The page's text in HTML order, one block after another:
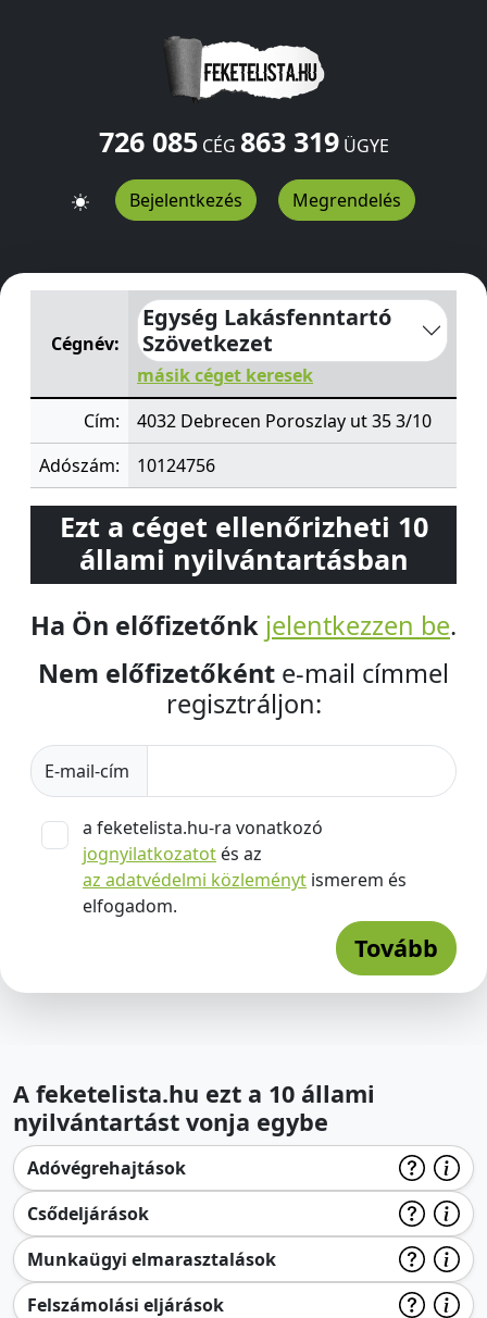
726 085CÉG 863 319ÜGYE
Bejelentkezés Megrendelés
Egység Lakásfenntartó SzövetkezetPoroszlay ut 35 3/
Cégnév:
Egység Lakásfenntartó
Szövetkezet
másik céget keresek
Cím:
4032 Debrecen Poroszlay ut 35 3/10
Adószám:
10124756
Ezt a céget ellenőrizheti 10
állami nyilvántartásban
Ha Ön előfizetőnk jelentkezzen be.
Nem előfizetőként e-mail címmel
regisztráljon:
E-mail-cím
a feketelista.hu-ra vonatkozó
jognyilatkozatot és az
az adatvédelmi közleményt ismerem és
elfogadom.
Tovább
A feketelista.hu ezt a 10 állami
nyilvántartást vonja egybe
Adóvégrehajtások
Csődeljárások
Munkaügyi elmarasztalások
Felszámolási eljárások